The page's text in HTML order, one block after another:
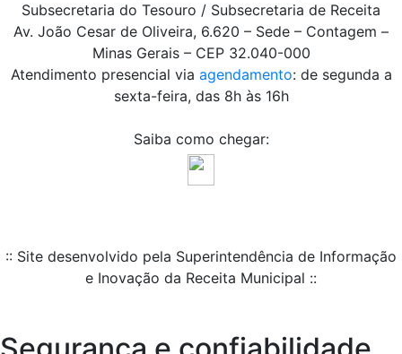
Subsecretaria do Tesouro / Subsecretaria de Receita
Av. João Cesar de Oliveira, 6.620 – Sede – Contagem –
Minas Gerais – CEP 32.040-000
Atendimento presencial via agendamento: de segunda a
sexta-feira, das 8h às 16h
Saiba como chegar:
:: Site desenvolvido pela Superintendência de Informação
e Inovação da Receita Municipal ::